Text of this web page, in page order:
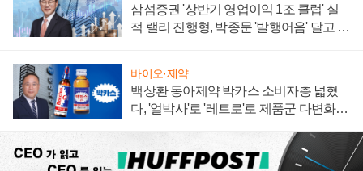
삼섬증권 '상반기 영업이익 1조 클럽' 실
적 랠리 진행형, 박종문 '발행어음' 달고 연
바이오·제약
백상환 동아제약 박카스 소비자층 넓혔
다, '얼박사'로 '레트로'로 제품군 다변화